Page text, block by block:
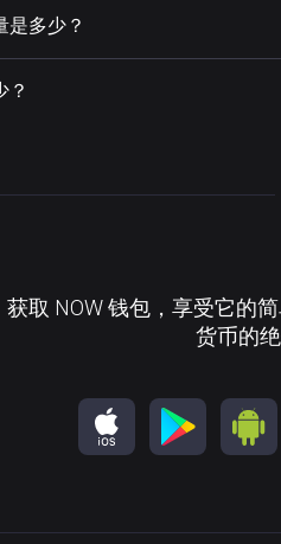
是多少？
？
获取 NOW 钱包，享受它的
货币的